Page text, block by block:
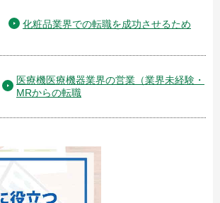
化粧品業界での転職を成功させるため
医療機医療機器業界の営業（業界未経験・
MRからの転職